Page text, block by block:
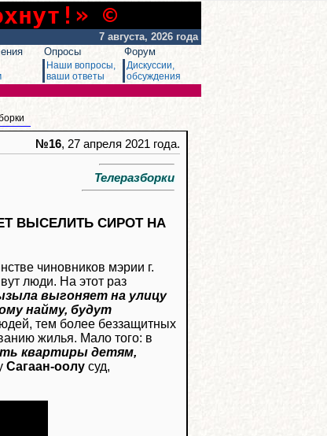
©
7 августа, 2026 года
Опросы
Наши вопросы,
ваши ответы
Форум
Дискуссии,
обсуждения
№16, 27 апреля 2021 года.
Телеразборки
ВЫСЕЛИТЬ СИРОТ НА
чиновников мэрии г.
люди. На этот раз
выгоняет на улицу
найму, будут
тем более беззащитных
жилья. Мало того: в
квартиры детям,
Сагаан-оолу суд,